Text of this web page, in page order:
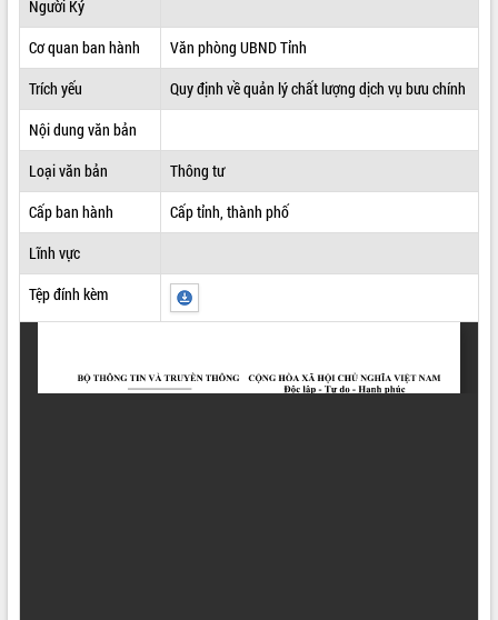
HỆ THỐNG VĂN BẢN
VĂN BẢN HĐND TỈNH
ĐIỂM TIN VĂN BẢN
QUY HOẠCH - KẾ HOẠCH
Người Ký
Cơ quan ban hành
Văn phòng UBND Tỉnh
Trích yếu
Quy định về quản lý chất lượng dịch vụ bưu chính
Nội dung văn bản
Loại văn bản
Thông tư
Cấp ban hành
Cấp tỉnh, thành phố
Lĩnh vực
Tệp đính kèm